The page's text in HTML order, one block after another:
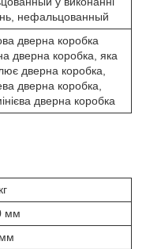
нефальцованный
дверна коробка
дверна коробка, яка
дверна коробка,
дверна коробка,
дверна коробка
мм